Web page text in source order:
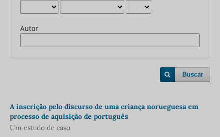
Autor
Buscar
A inscrição pelo discurso de uma criança norueguesa em
processo de aquisição de português
Um estudo de caso